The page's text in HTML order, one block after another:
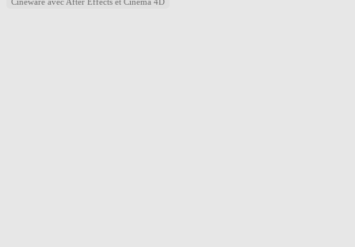
Cineware avec After Effects et Cinema 4D